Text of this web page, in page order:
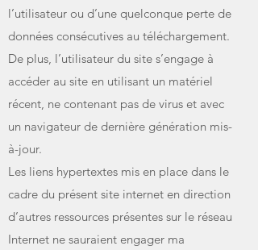
l’utilisateur ou d’une quelconque perte de
données consécutives au téléchargement.
De plus, l’utilisateur du site s’engage à
accéder au site en utilisant un matériel
récent, ne contenant pas de virus et avec
un navigateur de dernière génération mis-
à-jour.
Les liens hypertextes mis en place dans le
cadre du présent site internet en direction
d’autres ressources présentes sur le réseau
Internet ne sauraient engager ma